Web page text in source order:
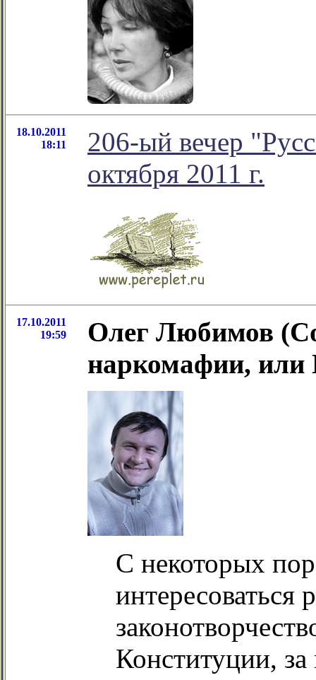
18.10.2011
18:11
206-ый вечер
октября 2011 г.
17.10.2011
19:59
Олег Любимов
наркомафии,
С некоторых
интересоваться
Конституции,